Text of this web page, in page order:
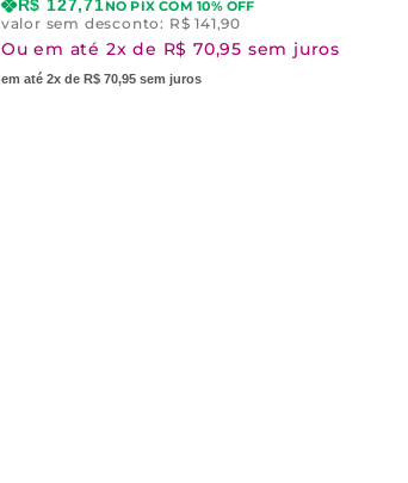
R$ 127,71NO PIX COM 10% OFF
valor sem desconto: R$ 141,90
Ou em até 2x de R$ 70,95 sem juros
em até 2x de R$ 70,95 sem juros